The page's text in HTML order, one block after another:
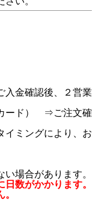
金確認後、２営業
カード） ⇒ご注文確
イミングにより、お
場合があります。
数がかかります。